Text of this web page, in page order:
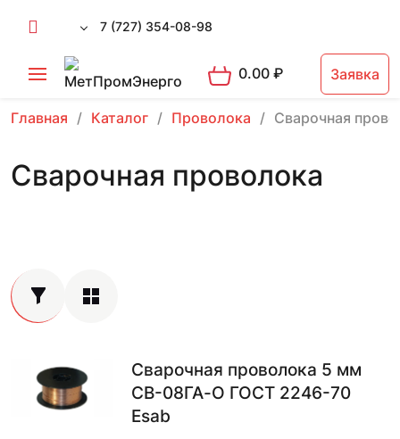
7 (727) 354-08-98
0.00₽ Заявка
Главная Каталог Проволока Сварочная
Сварочная проволока
Сварочная проволока 5 мм
СВ-08ГА-О ГОСТ 2246-70
Esab